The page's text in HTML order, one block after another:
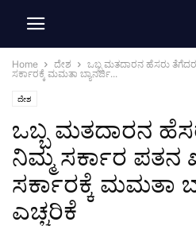
Home ದೇಶ
ಒಬ್ಬ ಮತದಾರನ ಹೆಸರು
ಸರ್ಕಾರಕ್ಕೆ ಮಮತಾ ಬ್ಯಾನರ್ಜಿ...
ದೇಶ
ಒಬ್ಬ ಮತದಾರನ
ನಿಮ್ಮ ಸರ್ಕಾರ
ಸರ್ಕಾರಕ್ಕೆ ಮಮತಾ
ಎಚ್ಚರಿಕೆ